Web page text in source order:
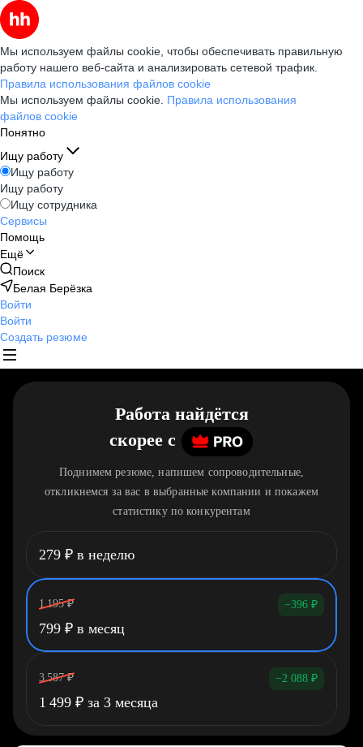
Мы используем файлы cookie, чтобы обеспечивать правильную
работу нашего веб-сайта и анализировать сетевой трафик.
Правила использования файлов cookie
Мы используем файлы cookie. Правила использования
файлов cookie
Понятно
Ищу работу
Ищу работу
Ищу работу
Ищу сотрудника
Сервисы
Помощь
Ещё
Поиск
Белая Берёзка
Войти
Войти
Создать резюме
Работа найдётся
скорее c
Поднимем резюме, напишем сопроводительные,
откликнемся за вас в выбранные компании и покажем
статистику по конкурентам
279 ₽ в неделю
1 195 ₽ −396 ₽
799 ₽ в месяц
3 587 ₽ −2 088 ₽
1 499 ₽ за 3 месяца